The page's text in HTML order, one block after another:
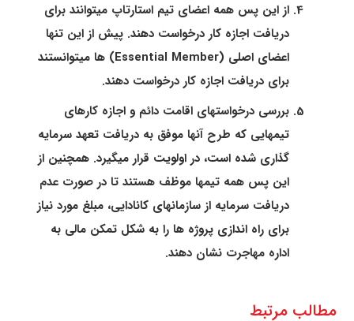
از این پس همه اعضای تیم استارتاپ میتوانند برای
دریافت اجازه کار درخواست دهند. پیش از این تنها
اعضای اصلی (Essential Member) ها میتوانستند
برای دریافت اجازه کار درخواست دهند.
بررسی درخواستهای اقامت دائم و اجازه کارهای
تیمهایی که طرح آنها موفق به دریافت تعهد سرمایه
گذاری شده است، در اولویت قرار میگیرد. همچنین از
این پس همه تیمها موظف هستند تا در صورت عدم
دریافت سرمایه از سازمانهای کانادایی، مبلغ مورد نیاز
برای راه اندازی پروژه ها را به شکل تمکن مالی به
اداره مهاجرت نشان دهند.
مطالب مرتبط